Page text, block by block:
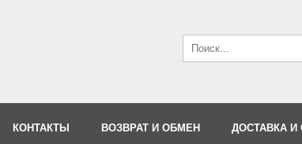
КОНТАКТЫ ВОЗВРАТ И ОБМЕН ДОСТАВКА И